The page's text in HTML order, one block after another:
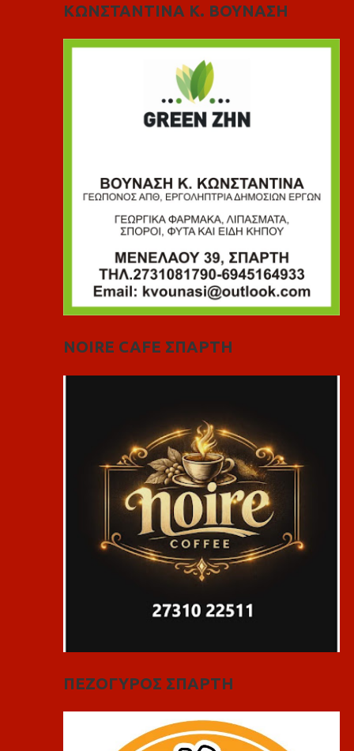
ΚΩΝΣΤΑΝΤΙΝΑ Κ. ΒΟΥΝΑΣΗ
NOIRE CAFE ΣΠΑΡΤΗ
ΠΕΖΟΓΥΡΟΣ ΣΠΑΡΤΗ